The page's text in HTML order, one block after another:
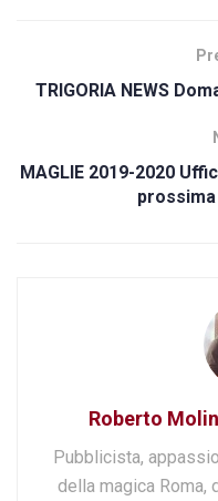
TRIGORIA NEWS
MAGLIE 2019-2020
Roberto
Pubblicista,
della magica Roma,